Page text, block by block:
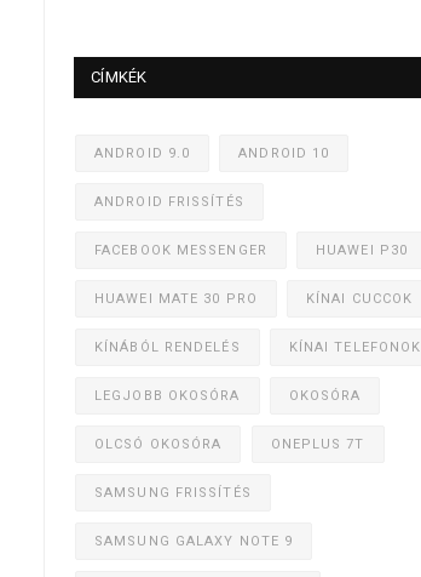
CÍMKÉK
ANDROID 9.0 ANDROID 10
ANDROID FRISSÍTÉS
FACEBOOK MESSENGER HUAWEI P30
HUAWEI MATE 30 PRO KÍNAI CUCCOK
KÍNÁBÓL RENDELÉS KÍNAI TELEFONOK
LEGJOBB OKOSÓRA OKOSÓRA
OLCSÓ OKOSÓRA ONEPLUS 7T
SAMSUNG FRISSÍTÉS
SAMSUNG GALAXY NOTE 9